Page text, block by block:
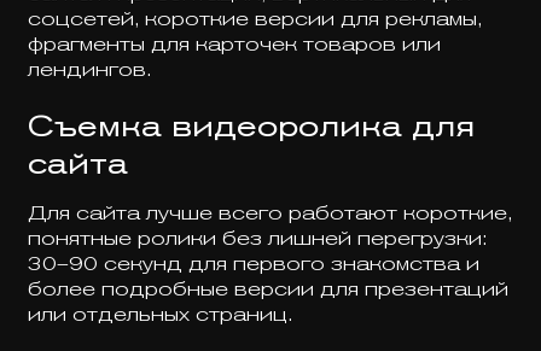
соцсетей, короткие версии для рекламы,
фрагменты для карточек товаров или
лендингов.
Съемка видеоролика для
сайта
Для сайта лучше всего работают короткие,
понятные ролики без лишней перегрузки:
30–90 секунд для первого знакомства и
более подробные версии для презентаций
или отдельных страниц.